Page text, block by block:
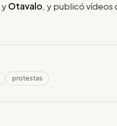
yOtavalo, y publicó vídeos
protestas